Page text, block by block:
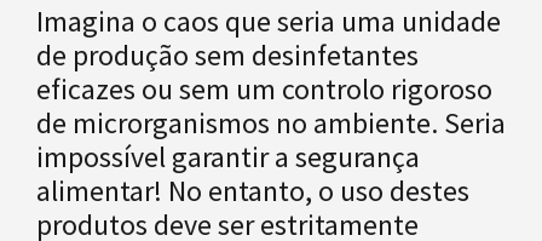
Imagina o caos que seria uma unidade
de produção sem desinfetantes
eficazes ou sem um controlo rigoroso
de microrganismos no ambiente. Seria
impossível garantir a segurança
alimentar! No entanto, o uso destes
produtos deve ser estritamente